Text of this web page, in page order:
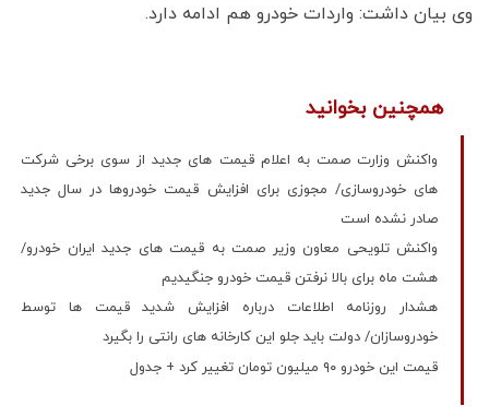
وی بیان داشت: واردات خودرو هم ادامه دارد.
همچنین بخوانید
واکنش وزارت صمت به اعلام قیمت های جدید از سوی برخی شرکت
های خودروسازی/ مجوزی برای افزایش قیمت خودروها در سال جدید
صادر نشده است
واکنش تلویحی معاون وزیر صمت به قیمت های جدید ایران خودرو/
هشت ماه برای بالا نرفتن قیمت خودرو جنگیدیم
هشدار روزنامه اطلاعات درباره افزایش شدید قیمت ها توسط
خودروسازان/ دولت باید جلو این کارخانه های رانتی را بگیرد
قیمت این خودرو ۹۰ میلیون تومان تغییر کرد + جدول